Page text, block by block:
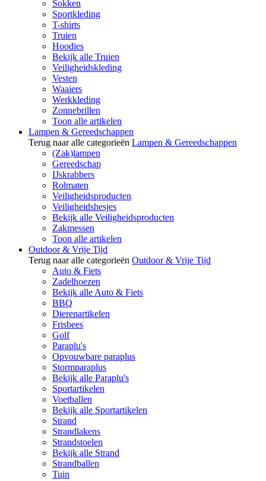
Sokken
Sportkleding
T-shirts
Truien
Hoodies
Bekijk alle Truien
Veiligheidskleding
Vesten
Waaiers
Werkkleding
Zonnebrillen
Toon alle artikelen
Lampen & Gereedschappen
Terug naar alle categorieën Lampen & Gereedschappen
(Zak)lampen
Gereedschap
IJskrabbers
Rolmaten
Veiligheidsproducten
Veiligheidshesjes
Bekijk alle Veiligheidsproducten
Zakmessen
Toon alle artikelen
Outdoor & Vrije Tijd
Terug naar alle categorieën Outdoor & Vrije Tijd
Auto & Fiets
Zadelhoezen
Bekijk alle Auto & Fiets
BBQ
Dierenartikelen
Frisbees
Golf
Paraplu's
Opvouwbare paraplus
Stormparaplus
Bekijk alle Paraplu's
Sportartikelen
Voetballen
Bekijk alle Sportartikelen
Strand
Strandlakens
Strandstoelen
Bekijk alle Strand
Strandballen
Tuin